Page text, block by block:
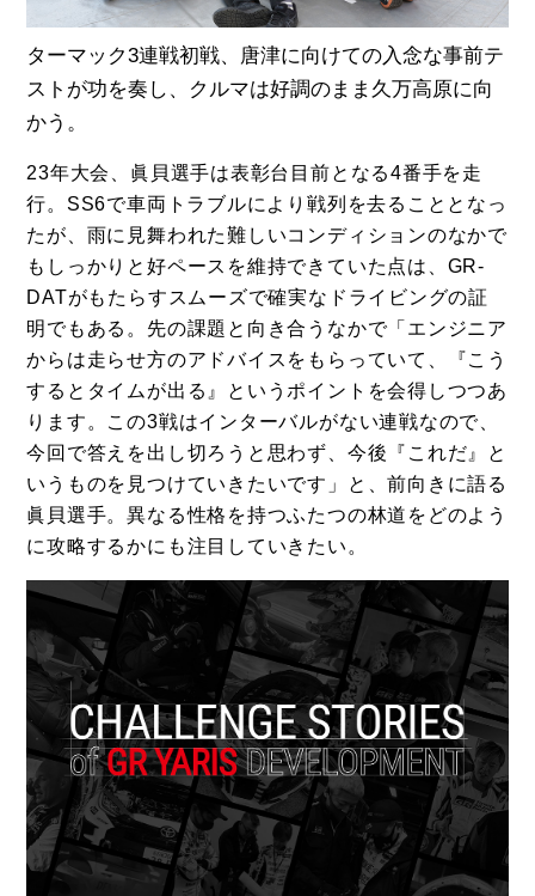
ターマック3連戦初戦、唐津に向けての入念な事前テ
ストが功を奏し、クルマは好調のまま久万高原に向
かう。
23年大会、眞貝選手は表彰台目前となる4番手を走
行。SS6で車両トラブルにより戦列を去ることとなっ
たが、雨に見舞われた難しいコンディションのなかで
もしっかりと好ペースを維持できていた点は、GR-
DATがもたらすスムーズで確実なドライビングの証
明でもある。先の課題と向き合うなかで「エンジニア
からは走らせ方のアドバイスをもらっていて、『こう
するとタイムが出る』というポイントを会得しつつあ
ります。この3戦はインターバルがない連戦なので、
今回で答えを出し切ろうと思わず、今後『これだ』と
いうものを見つけていきたいです」と、前向きに語る
眞貝選手。異なる性格を持つふたつの林道をどのよう
に攻略するかにも注目していきたい。